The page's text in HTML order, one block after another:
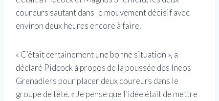
coureurs sautant dans le mouvement décisif avec
environ deux heures encore à faire.
« C’était certainement une bonne situation », a
déclaré Pidcock à propos de la poussée des Ineos
Grenadiers pour placer deux coureurs dans le
groupe de tête. « Je pense que l’idée était de mettre